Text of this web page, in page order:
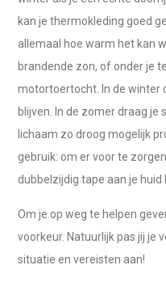
kan je thermokleding goed
allemaal hoe warm het kan
brandende zon, of onder je
motortoertocht. In de winter
blijven. In de zomer draag je
lichaam zo droog mogelijk
gebruik: om er voor te
dubbelzijdig tape aan je huid
Om je op weg te helpen
voorkeur. Natuurlijk pas jij je
situatie en vereisten aan!